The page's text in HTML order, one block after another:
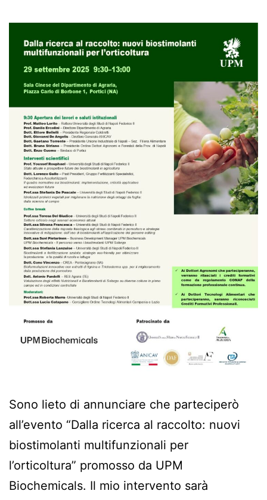
Sono lieto di annunciare che parteciperò
all’evento “Dalla ricerca al raccolto: nuovi
biostimolanti multifunzionali per
l’orticoltura” promosso da UPM
Biochemicals. Il mio intervento sarà